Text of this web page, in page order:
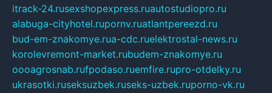
itrack-24.rusexshopexpress.ruautostudiopro.ru
alabuga-cityhotel.rupornv.ruatlantpereezd.ru
bud-em-znakomye.rua-cdc.ruelektrostal-news.ru
korolevremont-market.rubudem-znakomye.ru
oooagrosnab.rufpodaso.ruemfire.rupro-otdelky.ru
ukrasotki.ruseksuzbek.ruseks-uzbek.ruporno-vk.ru